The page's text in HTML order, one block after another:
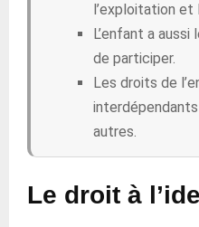
l’exploitation et
L’enfant a
de participer.
Les droits de
autres.
Le droit à